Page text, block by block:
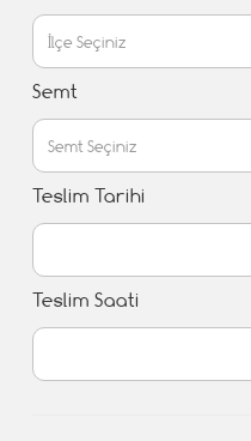
Semt
Teslim Tarihi
Teslim Saati